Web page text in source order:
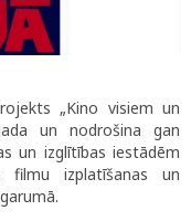
„Kino visiem un
un nodrošina gan
un izglītības iestādēm
izplatīšanas un